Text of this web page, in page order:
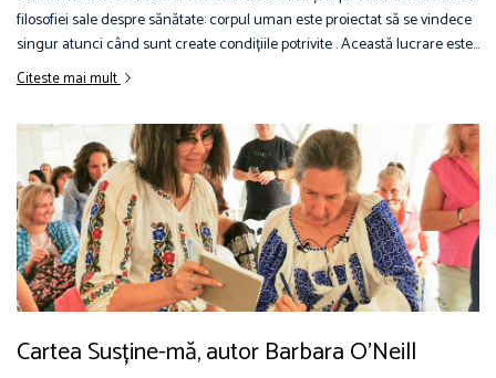
filosofiei sale despre sănătate: corpul uman este proiectat să se vindece
singur atunci când sunt create condițiile potrivite . Această lucrare este...
Citeste mai mult
Cartea Susține-mă, autor Barbara O'Neill